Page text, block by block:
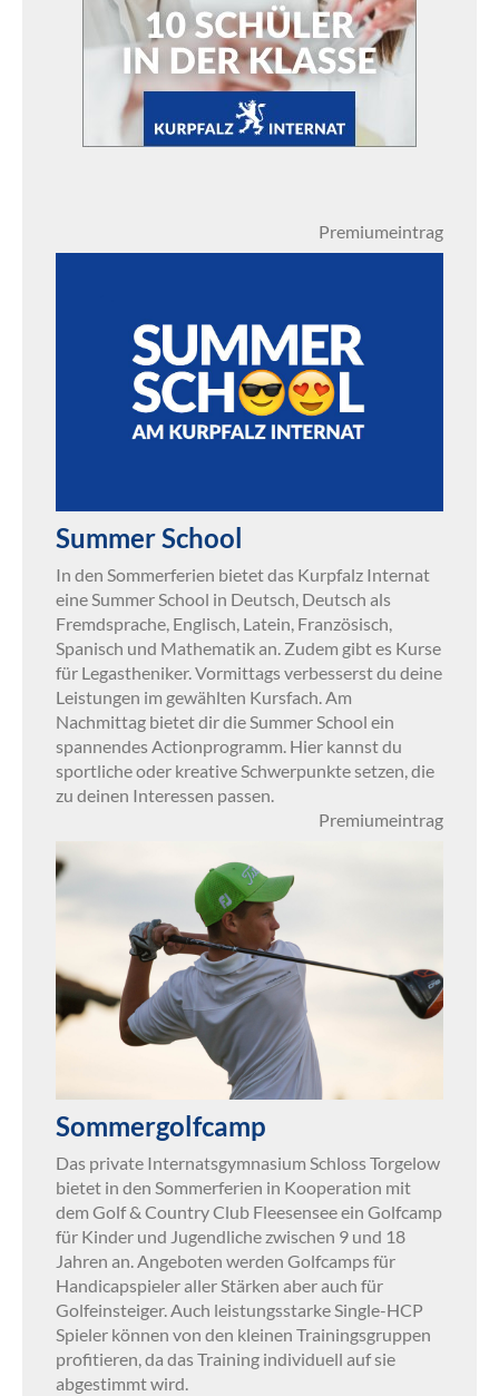
Premiumeintrag
Summer School
In den Sommerferien bietet das Kurpfalz Internat
eine Summer School in Deutsch, Deutsch als
Fremdsprache, Englisch, Latein, Französisch,
Spanisch und Mathematik an. Zudem gibt es Kurse
für Legastheniker. Vormittags verbesserst du deine
Leistungen im gewählten Kursfach. Am
Nachmittag bietet dir die Summer School ein
spannendes Actionprogramm. Hier kannst du
sportliche oder kreative Schwerpunkte setzen, die
zu deinen Interessen passen.
Premiumeintrag
Sommergolfcamp
Das private Internatsgymnasium Schloss Torgelow
bietet in den Sommerferien in Kooperation mit
dem Golf & Country Club Fleesensee ein Golfcamp
für Kinder und Jugendliche zwischen 9 und 18
Jahren an. Angeboten werden Golfcamps für
Handicapspieler aller Stärken aber auch für
Golfeinsteiger. Auch leistungsstarke Single-HCP
Spieler können von den kleinen Trainingsgruppen
profitieren, da das Training individuell auf sie
abgestimmt wird.